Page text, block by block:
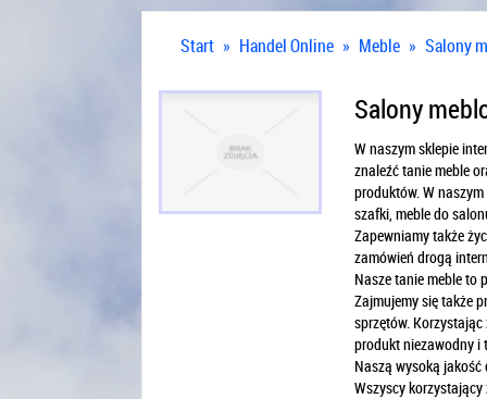
Start » Handel Online » Meble » Salony
Salony
W naszym sklepie
znaleźć tanie meble
produktów. W
szafki, meble do
Zapewniamy także
zamówień drogą
Nasze tanie meble to
Zajmujemy się także
sprzętów.
produkt niezawodny i
Naszą wysoką jakość
Wszyscy